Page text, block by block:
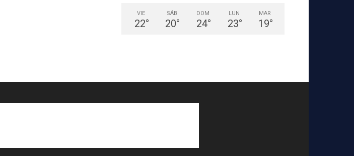
VIE
22°
SÁB
20°
DOM
24°
LUN
23°
MAR
19°